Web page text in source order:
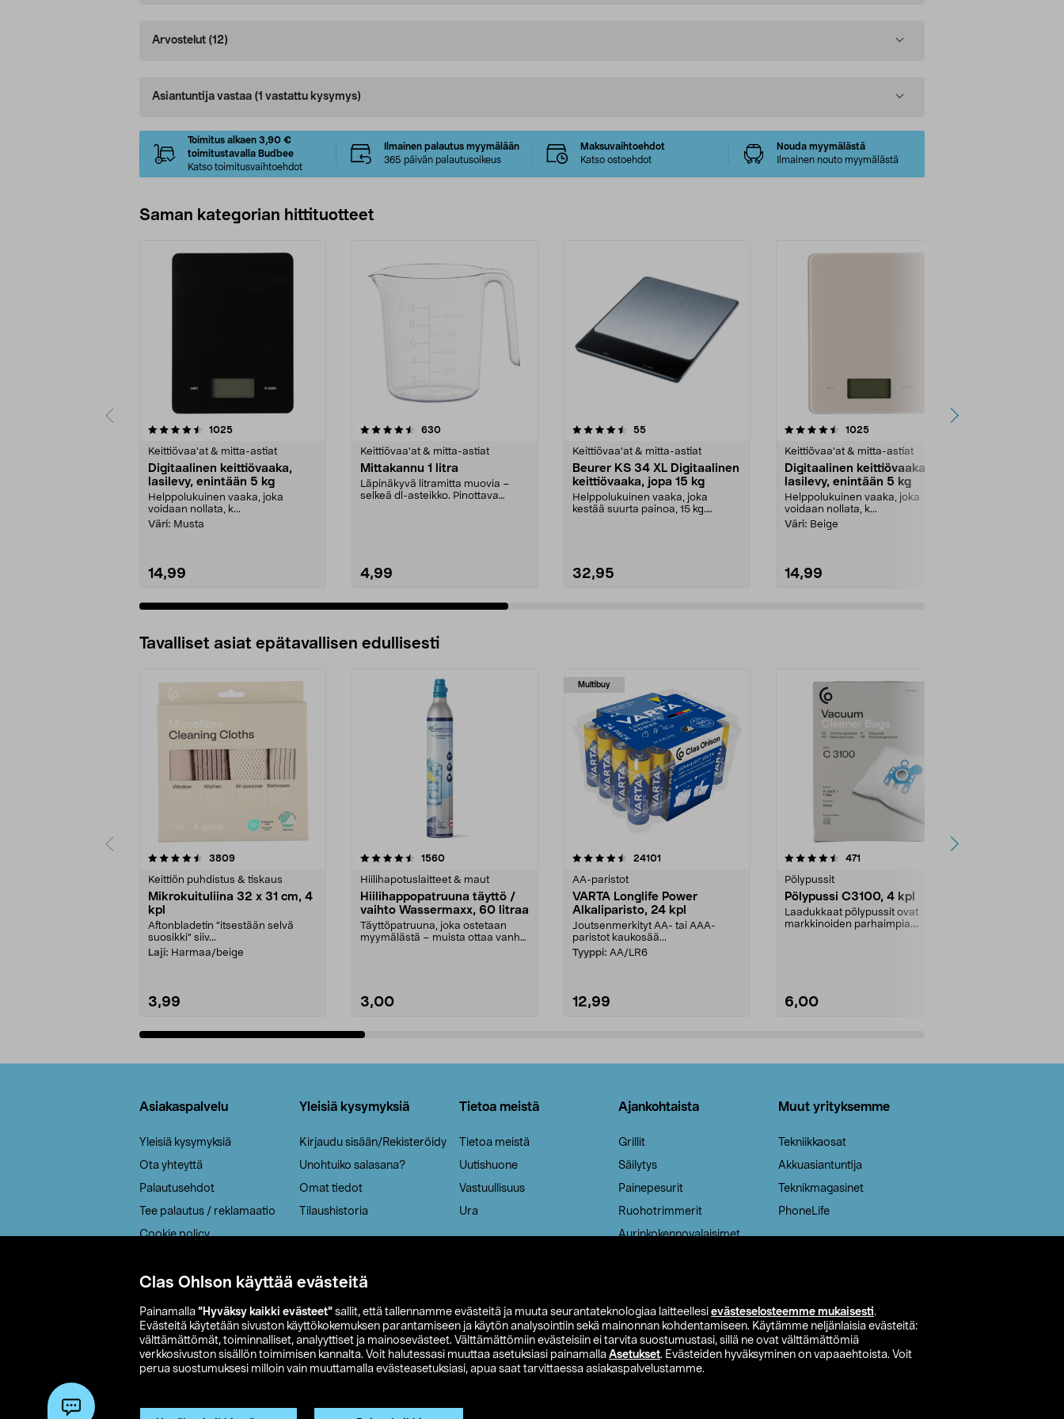
Clas Ohlson käyttää evästeitä
Painamalla ”Hyväksy kaikki evästeet” sallit, että tallennamme evästeitä ja muuta seurantateknologiaa laitteellesi evästeselosteemme mukaisesti.
Evästeitä käytetään sivuston käyttökokemuksen parantamiseen ja käytön analysointiin sekä mainonnan kohdentamiseen. Käytämme neljänlaisia evästeitä:
välttämättömät, toiminnalliset, analyyttiset ja mainosevästeet. Välttämättömiin evästeisiin ei tarvita suostumustasi, sillä ne ovat välttämättömiä
verkkosivuston sisällön toimimisen kannalta. Voit halutessasi muuttaa asetuksiasi painamalla Asetukset. Evästeiden hyväksyminen on vapaaehtoista. Voit
perua suostumuksesi milloin vain muuttamalla evästeasetuksiasi, apua saat tarvittaessa asiakaspalvelustamme.
Arvostelut (12)
Asiantuntija vastaa (1 vastattu kysymys)
Toimitus alkaen 3,90 €
toimitustavalla Budbee
Katso toimitusvaihtoehdot
Ilmainen palautus myymälään
365 päivän palautusoikeus
Maksuvaihtoehdot
Katso ostoehdot
Nouda myymälästä
Ilmainen nouto myymälästä
Saman kategorian hittituotteet
1025arvostelut
Keittiövaa'at & mitta-astiat
Digitaalinen keittiövaaka,
lasilevy, enintään 5 kg
Helppolukuinen vaaka, joka
voidaan nollata, k...
Väri: Musta
14,99
4.5 viidestä
630arvostelut
Keittiövaa'at & mitta-astiat
Mittakannu 1 litra
Läpinäkyvä litramitta muovia –
selkeä dl-asteikko. Pinottava
4,99
4.5 viidestä
55arvostelut
Keittiövaa'at & mitta-astiat
Beurer KS 34 XL Digitaalinen
keittiövaaka, jopa 15 kg
Helppolukuinen vaaka, joka
kestää suurta painoa, 15 kg.
32,95
4.5 viidestä
1025arvostelut
Keittiövaa'at & mitta-astiat
Digitaalinen keittiövaaka,
lasilevy, enintään 5 kg
Helppolukuinen vaaka, joka
voidaan nollata, k...
Väri: Beige
14,99
5.0 viidestä
Tavalliset asiat epätavallisen edullisesti
3809arvostelut
Keittiön puhdistus & tiskaus
Mikrokuituliina 32 x 31 cm, 4
kpl
Aftonbladetin "itsestään selvä
suosikki" siiv...
Laji: Harmaa/beige
3,99
4.5viidestä
1560arvostelut
Hiilihapotuslaitteet & maut
Hiilihappopatruuna täyttö /
vaihto Wassermaxx, 60 litraa
Täyttöpatruuna, joka ostetaan
myymälästä – muista ottaa vanha
3,00
Multibuy
4.5viidestä
24101
AA-paristot
VARTA Longlife Power
Alkaliparisto, 24 kpl
Joutsenmerkityt AA- tai AAA-
paristot kaukosää...
Tyyppi: AA/LR6
12,99
4.5viidestä
471
Pölypussit
Pölypussi C3100, 4 kpl
Laadukkaat pölypussit ovat
markkinoiden parhaimpia.
6,00
4.5viidestä
Asiakaspalvelu
Yleisiä kysymyksiä
Ota yhteyttä
Palautusehdot
Tee palautus / reklamaatio
Cookie policy
Saavutettavuus
Yleisiä kysymyksiä
Kirjaudu sisään/Rekisteröidy
Unohtuiko salasana?
Omat tiedot
Tilaushistoria
Tietoa meistä
Tietoa meistä
Uutishuone
Vastuullisuus
Ura
Ajankohtaista
Grillit
Säilytys
Painepesurit
Ruohotrimmerit
Aurinkokennovalaisimet
Muut yrityksemme
Tekniikkaosat
Akkuasiantuntija
Teknikmagasinet
PhoneLife